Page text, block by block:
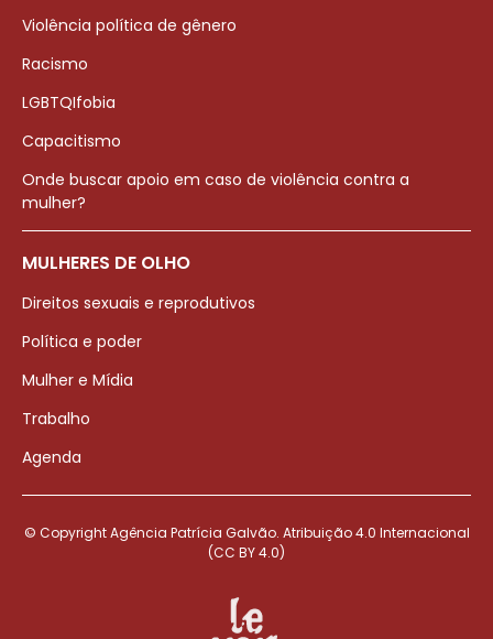
Violência política de gênero
Racismo
LGBTQIfobia
Capacitismo
Onde buscar apoio em caso de violência contra a
mulher?
MULHERES DE OLHO
Direitos sexuais e reprodutivos
Política e poder
Mulher e Mídia
Trabalho
Agenda
© Copyright Agência Patrícia Galvão. Atribuição 4.0 Internacional
(CC BY 4.0)